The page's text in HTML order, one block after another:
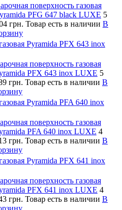
поверхность газовая
PFG 647 black LUXE 5
грн. Товар есть в наличии В
Pyramida PFX 643 inox
поверхность газовая
PFX 643 inox LUXE 5
грн. Товар есть в наличии В
Pyramida PFA 640 inox
поверхность газовая
PFA 640 inox LUXE 4
грн. Товар есть в наличии В
Pyramida PFX 641 inox
поверхность газовая
PFX 641 inox LUXE 4
грн. Товар есть в наличии В